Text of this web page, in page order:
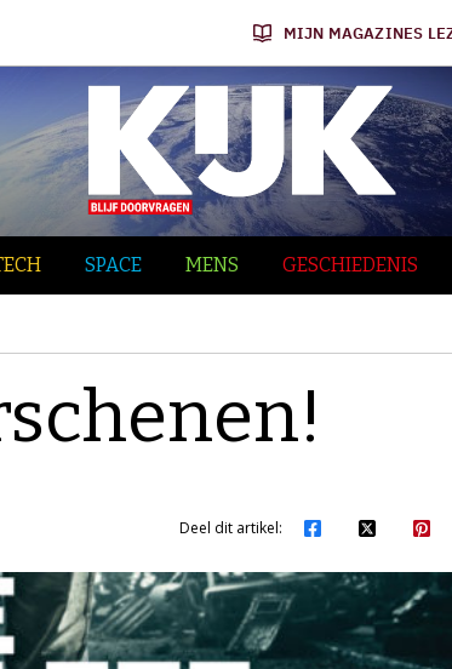
MIJN MAGAZINES
SPACE MENS GESCHIEDENIS
Deel dit artikel: